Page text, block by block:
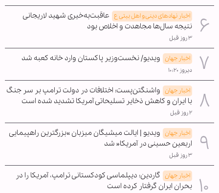
اخبار نهادهای دینی و اهل بیتی ع عاقبت‌به‌خیری شهید لاریجانی
نتیجه سال‌ها مجاهدت و اخلاص بود
۳ روز قبل
اخبار جهان ویدیو/ نخست‌وزیر پاکستان وارد خانه کعبه شد
دیروز ۱۰:۲۰
اخبار جهان واشنگتن‌پست: اختلافات در دولت ترامپ بر سر جنگ
با ایران و کاهش ذخایر تسلیحاتی آمریکا تشدید شده است
۲ روز قبل
اخبار جهان ویدیو | ایالت میشیگان میزبان »بزرگترین راهپیمایی
اربعین حسینی در آمریکا« شد
۳ روز قبل
اخبار جهان گاردین: دیپلماسی کودکستانی ترامپ، آمریکا را در
بحران ایران گرفتار کرده است